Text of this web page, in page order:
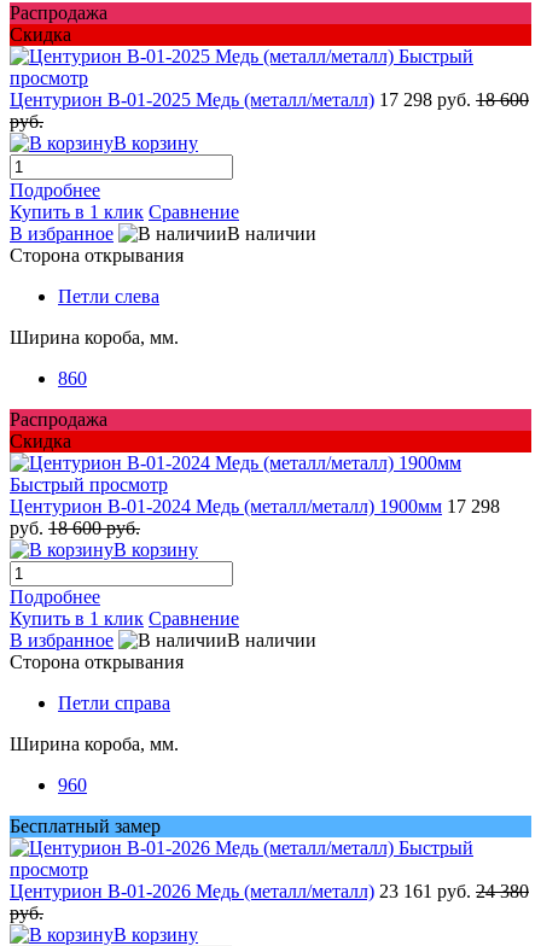
Распродажа
Скидка
Быстрый
просмотр
Центурион В-01-2025 Медь (металл/металл) 17 298 руб. 18 600
руб.
В корзину
Подробнее
Купить в 1 клик Сравнение
В избранное
В наличии
Сторона открывания
Петли слева
Ширина короба, мм.
860
Распродажа
Скидка
Быстрый просмотр
Центурион В-01-2024 Медь (металл/металл) 1900мм 17 298
руб. 18 600 руб.
В корзину
Подробнее
Купить в 1 клик Сравнение
В избранное
В наличии
Сторона открывания
Петли справа
Ширина короба, мм.
960
Бесплатный замер
Быстрый
просмотр
Центурион В-01-2026 Медь (металл/металл) 23 161 руб. 24 380
руб.
В корзину